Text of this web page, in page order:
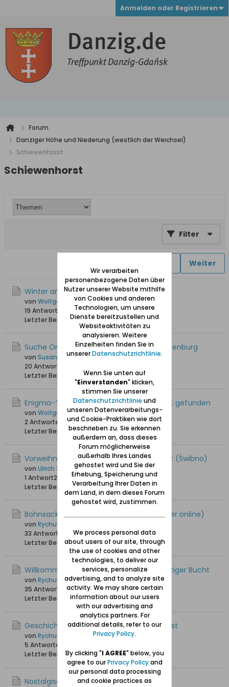
Anmelden oder Registrieren
Forum
Danziger Höhe und Niederung (westlich der Weichsel)
Schiewenhorst
Schiewenhorst
Filter
Weiter
Winter an der Weichsel
von Wolfgang
19 Antworten
32.114 Hits0 Likes
Letzter Beitrag12.01.2026, 11:29
Suche Orte in Schiewenhorst und Schnakenburg
von Susanna
20 Antworten
Letzter Beitrag
10.01.2026, 11:33
Enigma-Teile im Wald von Schiewenhorst gefunden
von Wolfgang
2 Antworten
3.193 Hits0 Likes
Letzter Beitrag14.12.2024, 22:36
Vorweihnachtszeit 2024 in Schiewenhorst (Świbno)
von Ulrich 31
1 Antwort2.220 Hits0 Likes
Letzter Beitrag
09.12.2024, 17:59
Bohnsacker Insel _ pogoda OnLine (Wetter online)
von Rychu
33 Antworten
38.286 Hits0 Likes
Letzter Beitrag16.02.2022, 18:41
Willkommen in der Weichsel mit der Danziger Bucht
von Rychu
35 Antworten28.363 Hits0 Likes
Letzter Beitrag08.02.2022, 12:51
Geschichte des Hafens von Schiewenhorst
von Rychu
5 Antworten
Letzter Beitrag 01.11.2017, 13:14
Nostalgische Erinnerungen
Wir verarbeiten
personenbezogene Daten über
Nutzer unserer Website mithilfe
von Cookies und anderen
Technologien, um unsere
Dienste bereitzustellen und
Websiteaktivitäten zu
analysieren. Weitere
Einzelheiten finden Sie in
unsererDatenschutzrichtlinie.
Wenn Sie unten auf
"Einverstanden" klicken,
stimmen Sie unserer
Datenschutzrichtlinie und
unseren Datenverarbeitungs-
und Cookie-Praktiken wie dort
beschrieben zu. Sie erkennen
außerdem an, dass dieses
Forum möglicherweise
außerhalb Ihres Landes
gehostet wird und Sie der
Erhebung, Speicherung und
Verarbeitung Ihrer Daten in
dem Land, in dem dieses Forum
gehostet wird, zustimmen.
We process personal data
about users of our site, through
the use of cookies and other
technologies, to deliver our
services, personalize
advertising, and to analyze site
activity. We may share certain
information about our users
with our advertising and
analytics partners. For
additional details, refer to our
Privacy Policy.
By clicking "I AGREE" below, you
agree to ourPrivacy Policyand
our personal data processing
and cookie practices as